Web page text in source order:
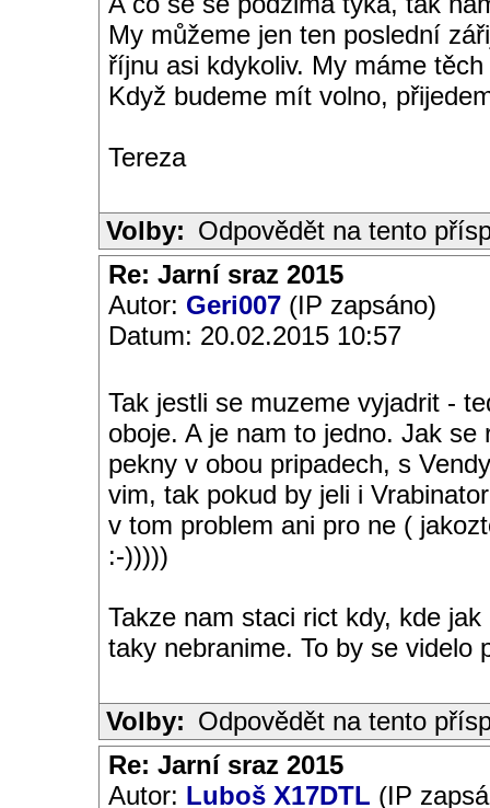
My můžeme jen ten poslední
říjnu asi kdykoliv. My máme
Když budeme mít volno,
Tereza
Volby: Odpovědět na tento
Re: Jarní sraz 2015
Autor: Geri007 (IP zapsáno)
Datum: 20.02.2015 10:57
Tak jestli se muzeme vyjadrit -
oboje. A je nam to jedno. Jak
pekny v obou pripadech, s
vim, tak pokud by jeli i
v tom problem ani pro ne (
:-)))))
Takze nam staci rict kdy, kde
taky nebranime. To by se videlo
Volby: Odpovědět na tento
Re: Jarní sraz 2015
Autor: Luboš X17DTL (IP